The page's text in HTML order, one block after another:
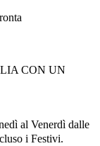
CON UN
al Venerdì dalle
i Festivi.